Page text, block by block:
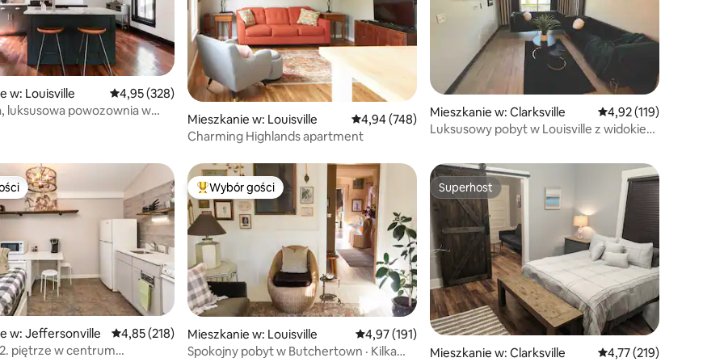
liczba recenzji: 320
w: Louisville Średnia ocena: 4,95 na 5, liczba recenzji: 328
4,95 (328)
luksusowa powozownia w
Mieszkanie w: Louisville Średnia ocena: 4,94 na 5, liczba recenzji: 748
4,94 (748)
Charming Highlands apartment
Mieszkanie w: Clarksville Średnia ocena: 4,92
4,92 (119)
Luksusowy pobyt w Louisville z widokiem
liczba recenzji: 126
w: Jeffersonville Średnia ocena: 4,85 na 5, liczba recenzji: 218
4,85 (218)
piętrze w centrum
Najpopularniejsze z kategorii Wybór gości
Wybór gości
Mieszkanie w: Louisville Średnia ocena: 4,97 na 5, liczba recenzji: 191
4,97 (191)
Spokojny pobyt w Butchertown · Kilka
Superhost
Superhost
Mieszkanie w: Clarksville Średnia ocena: 4,77
4,77 (219)